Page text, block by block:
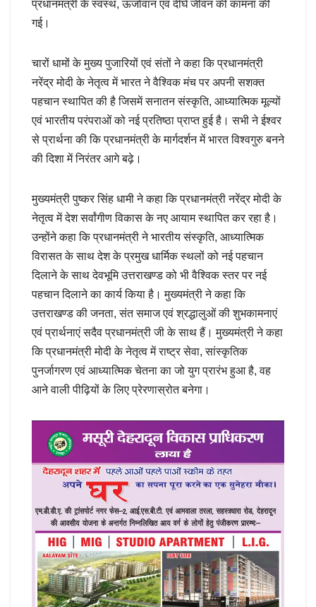
प्रधानमंत्री के स्वस्थ, ऊर्जावान एवं दीर्घ जीवन की कामना की
गई।
चारों धामों के मुख्य पुजारियों एवं संतों ने कहा कि प्रधानमंत्री
नरेंद्र मोदी के नेतृत्व में भारत ने वैश्विक मंच पर अपनी सशक्त
पहचान स्थापित की है जिसमें सनातन संस्कृति, आध्यात्मिक मूल्यों
एवं भारतीय परंपराओं को नई प्रतिष्ठा प्राप्त हुई है। सभी ने ईश्वर
से प्रार्थना की कि प्रधानमंत्री के मार्गदर्शन में भारत विश्वगुरु बनने
की दिशा में निरंतर आगे बढ़े।
मुख्यमंत्री पुष्कर सिंह धामी ने कहा कि प्रधानमंत्री नरेंद्र मोदी के
नेतृत्व में देश सर्वांगीण विकास के नए आयाम स्थापित कर रहा है।
उन्होंने कहा कि प्रधानमंत्री ने भारतीय संस्कृति, आध्यात्मिक
विरासत के साथ देश के प्रमुख धार्मिक स्थलों को नई पहचान
दिलाने के साथ देवभूमि उत्तराखण्ड को भी वैश्विक स्तर पर नई
पहचान दिलाने का कार्य किया है। मुख्यमंत्री ने कहा कि
उत्तराखण्ड की जनता, संत समाज एवं श्रद्धालुओं की शुभकामनाएं
एवं प्रार्थनाएं सदैव प्रधानमंत्री जी के साथ हैं। मुख्यमंत्री ने कहा
कि प्रधानमंत्री मोदी के नेतृत्व में राष्ट्र सेवा, सांस्कृतिक
पुनर्जागरण एवं आध्यात्मिक चेतना का जो युग प्रारंभ हुआ है, वह
आने वाली पीढ़ियों के लिए प्रेरणास्रोत बनेगा।